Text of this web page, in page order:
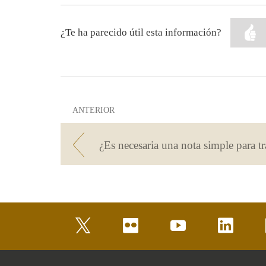
¿Te ha parecido útil esta información?
ANTERIOR
flickr youtube linkedin